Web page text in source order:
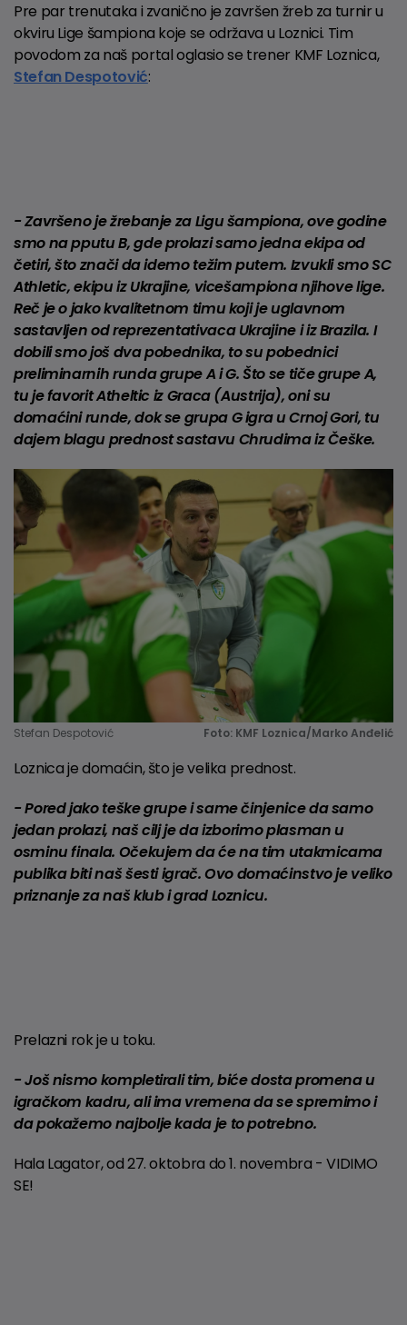
Pre par trenutaka i zvanično je završen žreb za turnir u
okviru Lige šampiona koje se održava u Loznici. Tim
povodom za naš portal oglasio se trener KMF Loznica,
Stefan Despotović:
- Završeno je žrebanje za Ligu šampiona, ove godine
smo na pputu B, gde prolazi samo jedna ekipa od
četiri, što znači da idemo težim putem. Izvukli smo SC
Athletic, ekipu iz Ukrajine, vicešampiona njihove lige.
Reč je o jako kvalitetnom timu koji je uglavnom
sastavljen od reprezentativaca Ukrajine i iz Brazila. I
dobili smo još dva pobednika, to su pobednici
preliminarnih runda grupe A i G. Što se tiče grupe A,
tu je favorit Atheltic iz Graca (Austrija), oni su
domaćini runde, dok se grupa G igra u Crnoj Gori, tu
dajem blagu prednost sastavu Chrudima iz Češke.
Foto: KMF Loznica/Marko Anđelić
Stefan Despotović
Loznica je domaćin, što je velika prednost.
- Pored jako teške grupe i same činjenice da samo
jedan prolazi, naš cilj je da izborimo plasman u
osminu finala. Očekujem da će na tim utakmicama
publika biti naš šesti igrač. Ovo domaćinstvo je veliko
priznanje za naš klub i grad Loznicu.
Prelazni rok je u toku.
- Još nismo kompletirali tim, biće dosta promena u
igračkom kadru, ali ima vremena da se spremimo i
da pokažemo najbolje kada je to potrebno.
Hala Lagator, od 27. oktobra do 1. novembra - VIDIMO
SE!